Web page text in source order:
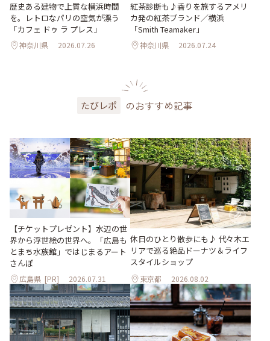
歴史ある建物で上質な横浜時間
を。レトロなパリの空気が漂う
「カフェ ドゥ ラ プレス」
神奈川県 2026.07.26
紅茶診断も♪香りを旅するアメリ
カ発の紅茶ブランド／横浜
「Smith Teamaker」
神奈川県 2026.07.24
たびレポ のおすすめ記事
【チケットプレゼント】水辺の世
界から浮世絵の世界へ。「広島も
とまち水族館」ではじまるアート
さんぽ
広島県 [PR] 2026.07.31
休日のひとり散歩にも♪ 代々木エ
リアで巡る絶品ドーナツ＆ライフ
スタイルショップ
東京都 2026.08.02